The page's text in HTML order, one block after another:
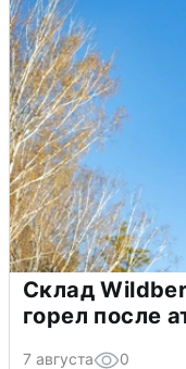
Склад
горел после
7 августа 0